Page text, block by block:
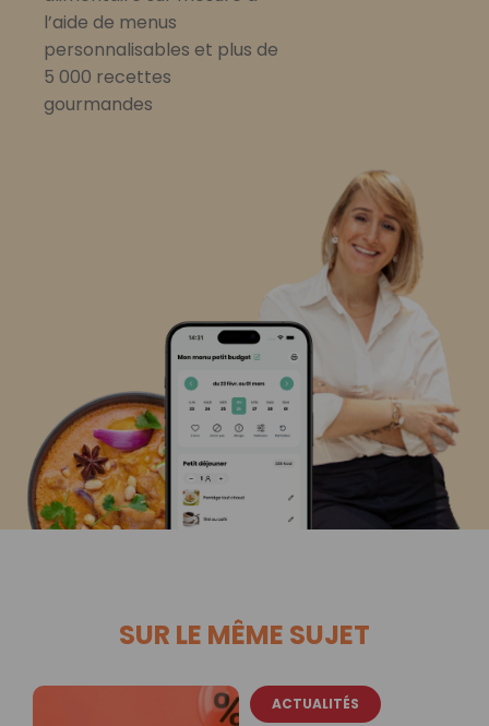
l’aide de menus
personnalisables et plus de
5 000 recettes
gourmandes
SUR LE MÊME SUJET
ACTUALITÉS